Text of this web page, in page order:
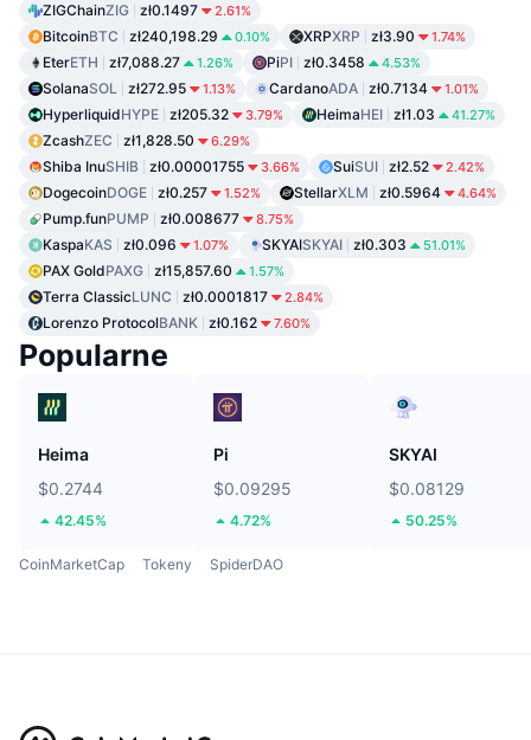
ZIGChainZIG zł0.1497 2.61%
BitcoinBTC zł240,198.29 0.10% XRPXRP zł3.90 1.74%
EterETH zł7,088.27 1.26% PiPI zł0.3458 4.53%
SolanaSOL zł272.95 1.13% CardanoADA zł0.7134 1.01%
HyperliquidHYPE zł205.32 3.79% HeimaHEI zł1.03 41.27%
ZcashZEC zł1,828.50 6.29%
Shiba InuSHIB zł0.00001755 3.66% SuiSUI zł2.52 2.42%
DogecoinDOGE zł0.257 1.52% StellarXLM zł0.5964 4.64%
Pump.funPUMP zł0.008677 8.75%
KaspaKAS zł0.096 1.07% SKYAISKYAI zł0.303 51.01%
PAX GoldPAXG zł15,857.60 1.57%
Terra ClassicLUNC zł0.0001817 2.84%
Lorenzo ProtocolBANK zł0.162 7.60%
Popularne
Heima
$0.2744
42.45%
Pi
$0.09295
4.72%
SKYAI
$0.08129
50.25%
CoinMarketCap Tokeny SpiderDAO